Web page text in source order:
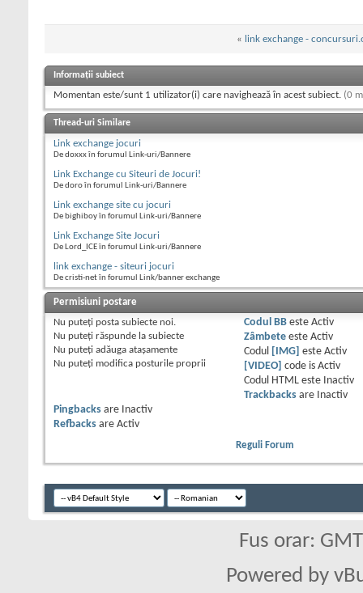
« link exchange -
Informații subiect
Momentan este/sunt 1 utilizator(i) care navighează în acest subiect. (0
Thread-uri Similare
Link exchange jocuri
De doxxx în forumul Link-uri/Bannere
Link Exchange cu Siteuri de Jocuri!
De doro în forumul Link-uri/Bannere
Link exchange site cu jocuri
De bighiboy în forumul Link-uri/Bannere
Link Exchange Site Jocuri
De Lord_ICE în forumul Link-uri/Bannere
link exchange - siteuri jocuri
De cristi-net în forumul Link/banner exchange
Permisiuni postare
Nu puteţi posta subiecte noi.
Nu puteţi răspunde la subiecte
Nu puteţi adăuga ataşamente
Nu puteţi modifica posturile proprii
Codul BBeste Activ
Zâmbeteeste Activ
Codul
[IMG] este Activ
[VIDEO]
code is Activ
Codul HTML este
Inactiv
Trackbacksare
Inactiv
Pingbacks are
Inactiv
Refbacks are Activ
Reguli Forum
Fus orar:
Powered by